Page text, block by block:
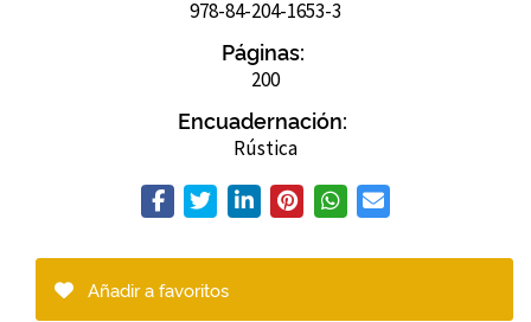
978-84-204-1653-3
Páginas:
200
Encuadernación:
Rústica
Añadir a favoritos